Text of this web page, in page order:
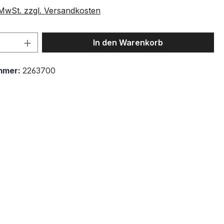
zzgl. Versandkosten
Anzahl: Gib den gewünschten Wert
In den Warenkorb
2263700